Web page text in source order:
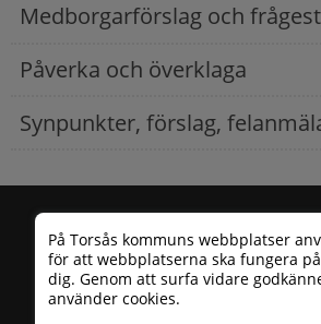
På Torsås kommuns webbplatser
för att webbplatserna ska fungera
dig. Genom att surfa vidare
använder cookies.
Medborgarförslag och
Påverka och överklaga
Synpunkter, förslag,